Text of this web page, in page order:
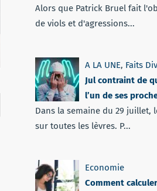
Alors que Patrick Bruel fait
de viols et d'agressions...
A LA UNE, Faits
Jul contraint de
l’un de ses
Dans la semaine du 29 juillet,
sur toutes les lèvres. P...
Economie
Comment